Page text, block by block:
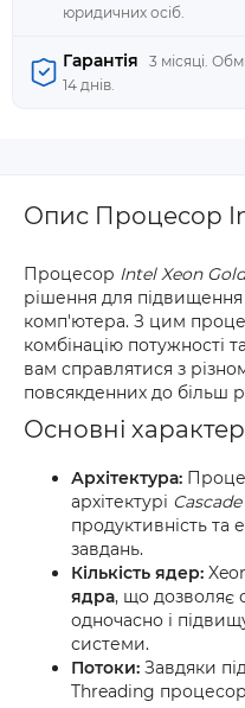
юридичних осіб.
Гарантія
3 місяці.
14 днів.
Опис Процесор
Процесор Intel Xeon
рішення для
комп'ютера. З цим
комбінацію потужності
вам справлятися з
повсякденних до більш
Основні
Архітектура:
архітектурі
продуктивність та
завдань.
Кількість ядер:
ядра, що дозволяє
одночасно і
системи.
Потоки: Завдяки
Threading